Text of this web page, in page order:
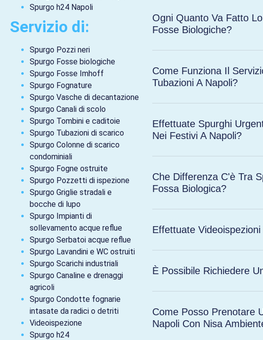
Spurgo h24 Napoli
Servizio di:
Spurgo Pozzi neri
Spurgo Fosse biologiche
Spurgo Fosse Imhoff
Spurgo Fognature
Spurgo Vasche di decantazione
Spurgo Canali di scolo
Spurgo Tombini e caditoie
Spurgo Tubazioni di scarico
Spurgo Colonne di scarico
condominiali
Spurgo Fogne ostruite
Spurgo Pozzetti di ispezione
Spurgo Griglie stradali e
bocche di lupo
Spurgo Impianti di
sollevamento acque reflue
Spurgo Serbatoi acque reflue
Spurgo Lavandini e WC ostruiti
Spurgo Scarichi industriali
Spurgo Canaline e drenaggi
agricoli
Spurgo Condotte fognarie
intasate da radici o detriti
Videoispezione
Spurgo h24
Ogni Quanto Va Fatto
Fosse Biologiche?
Come Funziona Il
Tubazioni A Napoli?
Effettuate Spurghi
Nei Festivi A Napoli?
Che Differenza C'è Tra
Fossa Biologica?
Effettuate
È Possibile Richiedere
Come Posso Prenotare
Napoli Con Nisa